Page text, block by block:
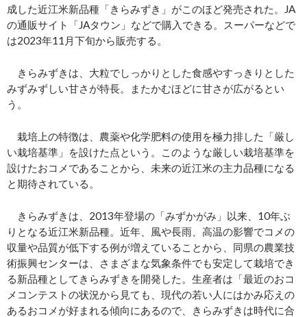
成した近江米新品種「きらみずき」がこのほど発売された。JA
の通販サイト「JAタウン」などで購入できる。スーパーなどで
は2023年11月下旬から販売する。
きらみずきは、大粒でしっかりとした食感やすっきりとした
みずみずしい甘さが特長。またかむほどに甘さが広がるとい
う。
栽培上の特徴は、農薬や化学肥料の使用を極力排した「厳し
い栽培基準」を設けた点という。このような厳しい栽培基準を
設けたおコメであることから、未来の近江米の主力品種になる
と期待されている。
きらみずきは、2013年登場の「みずかがみ」以来、10年ぶ
りとなる近江米新品種。近年、風や長雨、高温の影響でコメの
収量や品質が低下する例が増えていることから、同県の農業技
術振興センターは、さまざまな気象条件でも安定して栽培でき
る新品種としてきらみずきを開発した。生産者は「最近のおコ
メコンテストの状況から見ても、現代の若い人にはかみ応えの
あるおコメが好まれる傾向にあるので、きらみずきは時代に合